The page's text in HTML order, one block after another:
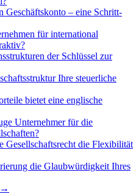
Geschäftskonto – eine Schritt-
für international
der Schlüssel zur
Ihre steuerliche
bietet eine englische
Unternehmer für die
Gesellschaftsrecht die Flexibilität
die Glaubwürdigkeit Ihres
→